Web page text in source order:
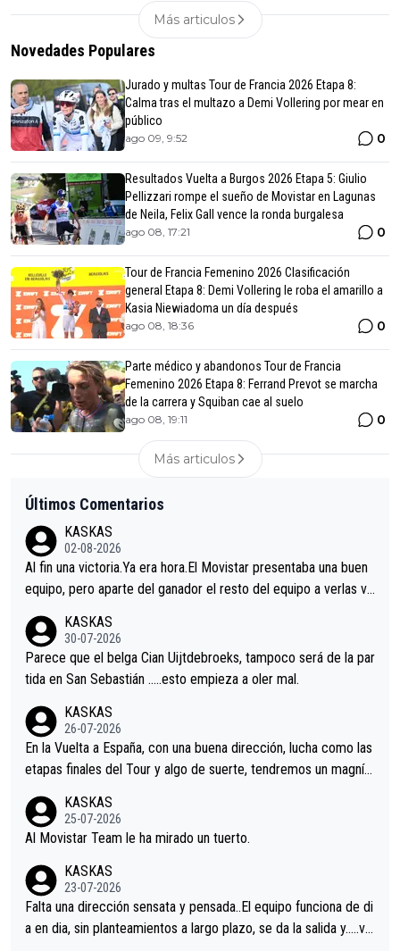
Más articulos
Novedades Populares
Jurado y multas Tour de Francia 2026 Etapa 8:
Calma tras el multazo a Demi Vollering por mear en
público
ago 09, 9:52 0
Resultados Vuelta a Burgos 2026 Etapa 5: Giulio
Pellizzari rompe el sueño de Movistar en Lagunas
de Neila, Felix Gall vence la ronda burgalesa
ago 08, 17:21 0
Tour de Francia Femenino 2026 Clasificación
general Etapa 8: Demi Vollering le roba el amarillo a
Kasia Niewiadoma un día después
ago 08, 18:36 0
Parte médico y abandonos Tour de Francia
Femenino 2026 Etapa 8: Ferrand Prevot se marcha
de la carrera y Squiban cae al suelo
ago 08, 19:11 0
Más articulos
Últimos Comentarios
KASKAS
02-08-2026
Al fin una victoria.Ya era hora.El Movistar presentaba una buen
equipo, pero aparte del ganador el resto del equipo a verlas ve
s.La única buena noticia es la mejoría de Enric Más en San Seb
astian.Si en la Vuelta a Burgos sigue la mejoría, podríamos ten
er alguna sorpresa en la Vuelta.Ojalá.
KASKAS
30-07-2026
Parece que el belga Cian Uijtdebroeks, tampoco será de la par
tida en San Sebastián …..esto empieza a oler mal.
KASKAS
26-07-2026
En la Vuelta a España, con una buena dirección, lucha como las
etapas finales del Tour y algo de suerte, tendremos un magnífi
KASKAS
25-07-2026
Al Movistar Team le ha mirado un tuerto.
KASKAS
23-07-2026
Falta una dirección sensata y pensada..El equipo funciona de di
a en dia, sin planteamientos a largo plazo, se da la salida y…..ve